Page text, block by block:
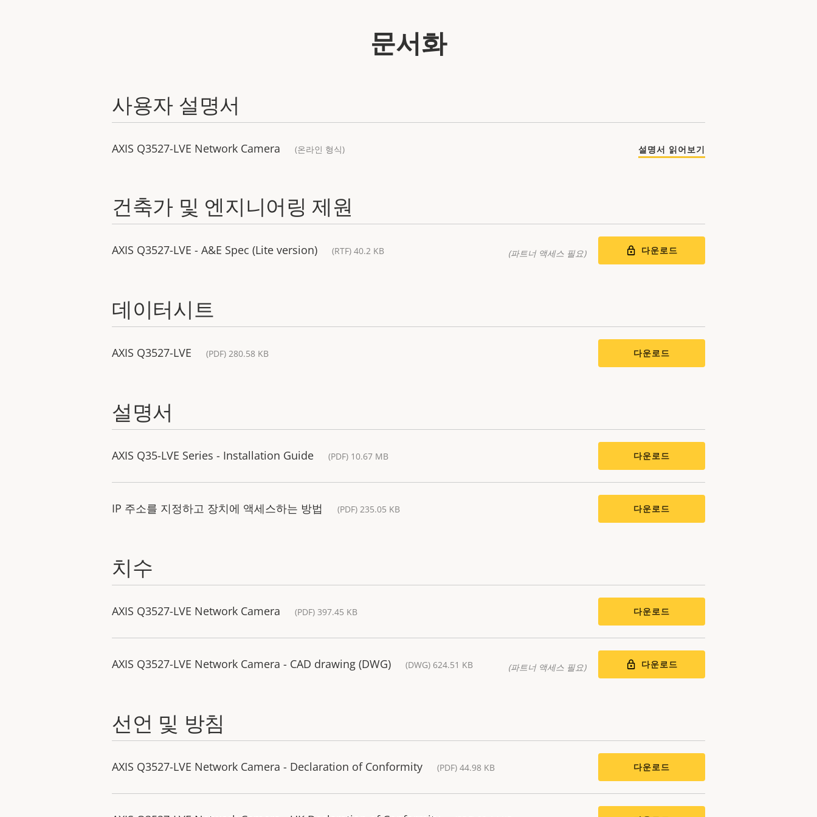
문서화
사용자 설명서
AXIS Q3527-LVE Network Camera (온라인 형식) 설명서 읽어보기
건축가 및 엔지니어링 제원
AXIS Q3527-LVE - A&E Spec (Lite version) (RTF) 40.2 KB (파트너 액세스 필요) 다운로드
데이터시트
AXIS Q3527-LVE (PDF) 280.58 KB 다운로드
설명서
AXIS Q35-LVE Series - Installation Guide (PDF) 10.67 MB 다운로드
IP 주소를 지정하고 장치에 액세스하는 방법 (PDF) 235.05 KB 다운로드
치수
AXIS Q3527-LVE Network Camera (PDF) 397.45 KB 다운로드
AXIS Q3527-LVE Network Camera - CAD drawing (DWG) (DWG) 624.51 KB (파트너 액세스 필요) 다운로드
선언 및 방침
AXIS Q3527-LVE Network Camera - Declaration of Conformity (PDF) 44.98 KB 다운로드